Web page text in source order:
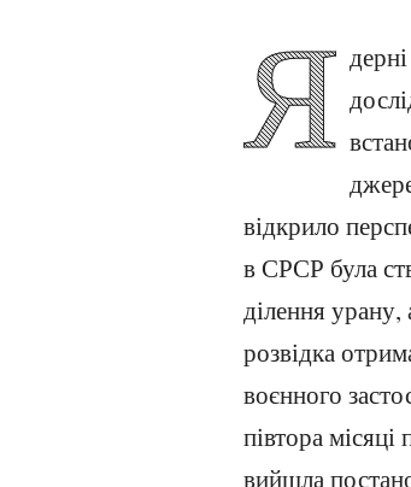
Я
відкрило
в СРСР була
ділення урану,
розвідка
воєнного
півтора місяці
вийшла